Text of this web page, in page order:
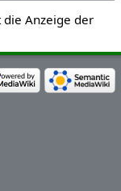
die Anzeige der